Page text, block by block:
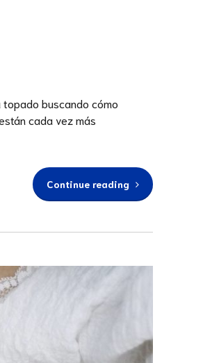
buscando cómo
cada vez más
Continue reading